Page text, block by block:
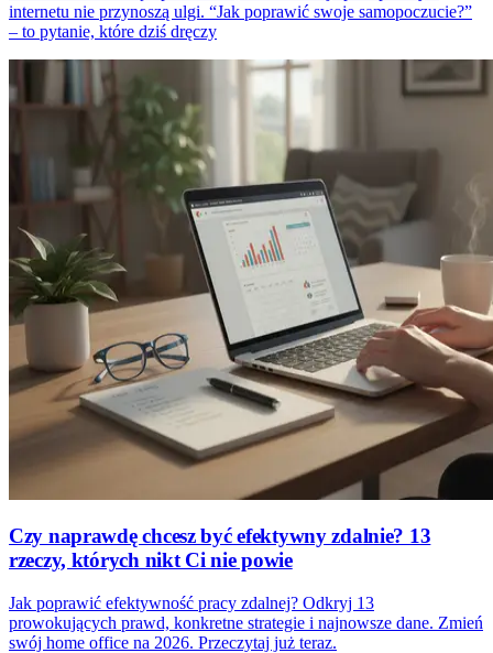
internetu nie przynoszą ulgi. “Jak poprawić swoje samopoczucie?”
– to pytanie, które dziś dręczy
Czy naprawdę chcesz być efektywny zdalnie? 13
rzeczy, których nikt Ci nie powie
Jak poprawić efektywność pracy zdalnej? Odkryj 13
prowokujących prawd, konkretne strategie i najnowsze dane. Zmień
swój home office na 2026. Przeczytaj już teraz.